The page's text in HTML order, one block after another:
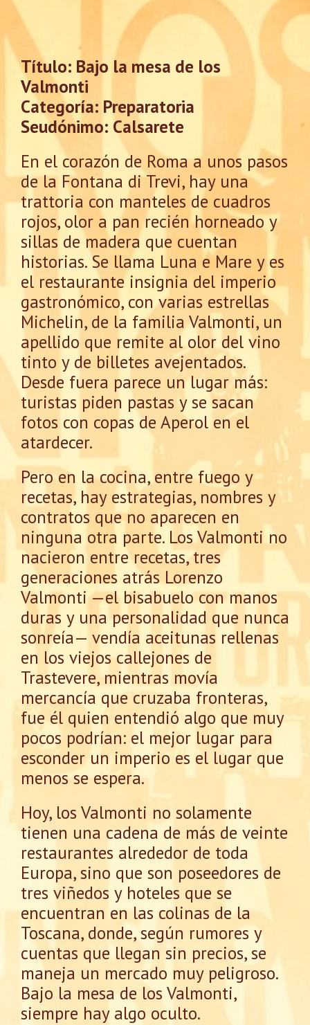
Título: Bajo la mesa de los
Valmonti
Categoría: Preparatoria
Seudónimo: Calsarete
En el corazón de Roma a unos pasos
de la Fontana di Trevi, hay una
trattoria con manteles de cuadros
rojos, olor a pan recién horneado y
sillas de madera que cuentan
historias. Se llama Luna e Mare y es
el restaurante insignia del imperio
gastronómico, con varias estrellas
Michelin, de la familia Valmonti, un
apellido que remite al olor del vino
tinto y de billetes avejentados.
Desde fuera parece un lugar más:
turistas piden pastas y se sacan
fotos con copas de Aperol en el
atardecer.
Pero en la cocina, entre fuego y
recetas, hay estrategias, nombres y
contratos que no aparecen en
ninguna otra parte. Los Valmonti no
nacieron entre recetas, tres
generaciones atrás Lorenzo
Valmonti —el bisabuelo con manos
duras y una personalidad que nunca
sonreía— vendía aceitunas rellenas
en los viejos callejones de
Trastevere, mientras movía
mercancía que cruzaba fronteras,
fue él quien entendió algo que muy
pocos podrían: el mejor lugar para
esconder un imperio es el lugar que
menos se espera.
Hoy, los Valmonti no solamente
tienen una cadena de más de veinte
restaurantes alrededor de toda
Europa, sino que son poseedores de
tres viñedos y hoteles que se
encuentran en las colinas de la
Toscana, donde, según rumores y
cuentas que llegan sin precios, se
maneja un mercado muy peligroso.
Bajo la mesa de los Valmonti,
siempre hay algo oculto.